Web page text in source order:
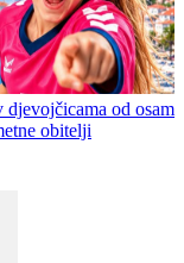
od osam
obitelji